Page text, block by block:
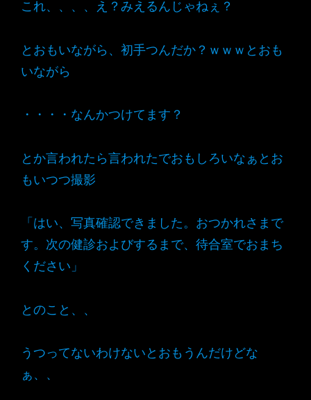
これ、、、、え？みえるんじゃねぇ？
とおもいながら、初手つんだか？ｗｗｗとおも
いながら
・・・・なんかつけてます？
とか言われたら言われたでおもしろいなぁとお
もいつつ撮影
「はい、写真確認できました。おつかれさまで
す。次の健診およびするまで、待合室でおまち
ください」
とのこと、、
うつってないわけないとおもうんだけどな
ぁ、、